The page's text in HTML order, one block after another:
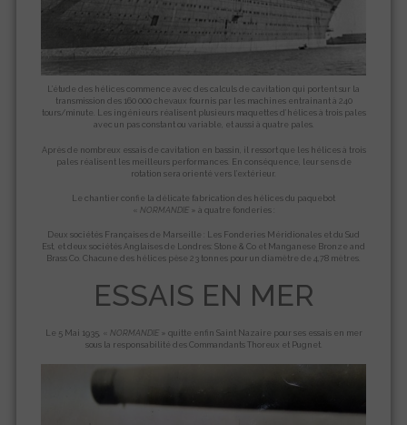
L’étude des hélices commence avec des calculs de cavitation qui portent sur la
transmission des 160 000 chevaux fournis par les machines entrainant à 240
tours/minute. Les ingénieurs réalisent plusieurs maquettes d’hélices à trois pales
avec un pas constant ou variable, et aussi à quatre pales.
Après de nombreux essais de cavitation en bassin, il ressort que les hélices à trois
pales réalisent les meilleurs performances. En conséquence, leur sens de
rotation sera orienté vers l’extérieur.
Le chantier confie la délicate fabrication des hélices du paquebot
«
NORMANDIE» à quatre fonderies :
Deux sociétés Françaises de Marseille : Les Fonderies Méridionales et du Sud
Est, et deux sociétés Anglaises de Londres: Stone & Co et Manganese Bronze and
Brass Co. Chacune des hélices pèse 23 tonnes pour un diamètre de 4,78 mètres.
ESSAIS EN MER
Le 5 Mai 1935, « NORMANDIE» quitte enfin Saint Nazaire pour ses essais en mer
sous la responsabilité des Commandants Thoreux et Pugnet.